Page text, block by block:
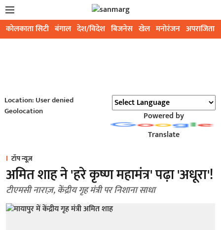
कोलकाता सिटी बंगाल देश/विदेश बिजनेस खेल मनोरंजन अपराजिता
Location: User denied
Geolocation
Powered by
Translate
टॉप न्यूज़
अमित शाह ने 'हरे कृष्ण महामंत्र' पढ़ा 'अधूरा'!
टीएमसी नाराज़, केंद्रीय गृह मंत्री पर निशाना साधा